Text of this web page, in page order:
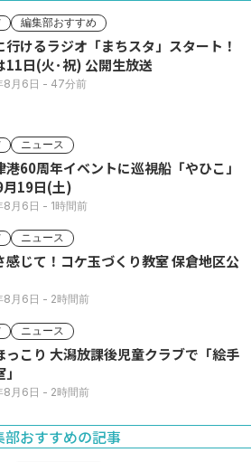
編集部おすすめ
行けるラジオ「まちスタ」スタート！
11日(火･祝) 公開生放送
8月6日 - 47分前
ニュース
港60周年イベントに巡視船「やひこ」
港 9月19日(土)
8月6日 - 1時間前
ニュース
感じて！コケ玉づくり教室 保倉地区公
8月6日 - 2時間前
ニュース
っこり 大潟放課後児童クラブで「絵手
8月6日 - 2時間前
部おすすめの記事